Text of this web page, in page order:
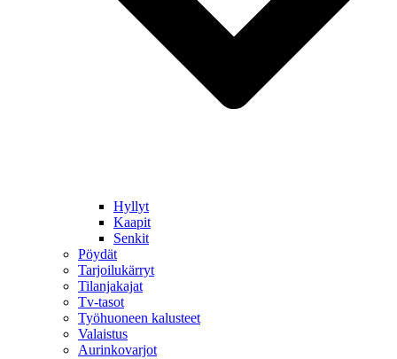
Hyllyt
Kaapit
Senkit
Pöydät
Tarjoilukärryt
Tilanjakajat
Tv-tasot
Työhuoneen kalusteet
Valaistus
Aurinkovarjot